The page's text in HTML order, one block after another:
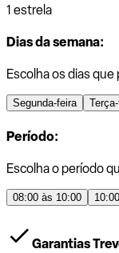
1 estrela
Dias da semana:
Escolha os dias
Segunda-feira
Período:
Escolha o período
08:00 às 10:00
Garantias